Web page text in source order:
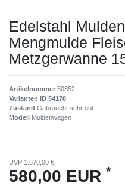
Edelstahl
Mengmulde
Metzgerwanne
Artikelnummer 50852
Varianten ID 54178
Zustand Gebraucht sehr gut
Modell Muldenwagen
UVP 1.670,00 €
580,00 EUR *